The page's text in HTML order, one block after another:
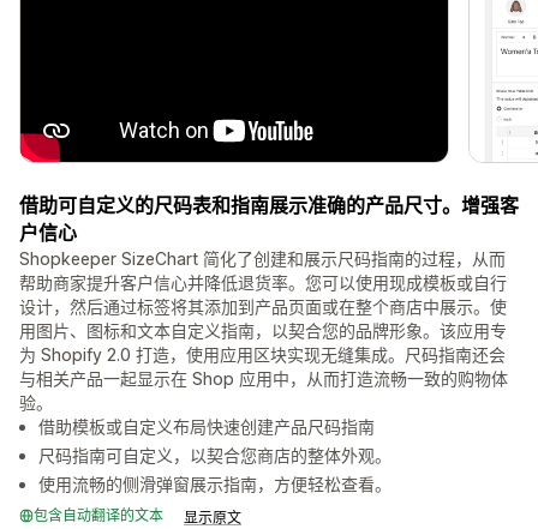
借助可自定义的尺码表和指南展示准确的产品尺寸。增强客
户信心
Shopkeeper SizeChart 简化了创建和展示尺码指南的过程，从而
帮助商家提升客户信心并降低退货率。您可以使用现成模板或自行
设计，然后通过标签将其添加到产品页面或在整个商店中展示。使
用图片、图标和文本自定义指南，以契合您的品牌形象。该应用专
为 Shopify 2.0 打造，使用应用区块实现无缝集成。尺码指南还会
与相关产品一起显示在 Shop 应用中，从而打造流畅一致的购物体
验。
借助模板或自定义布局快速创建产品尺码指南
尺码指南可自定义，以契合您商店的整体外观。
使用流畅的侧滑弹窗展示指南，方便轻松查看。
包含自动翻译的文本 显示原文